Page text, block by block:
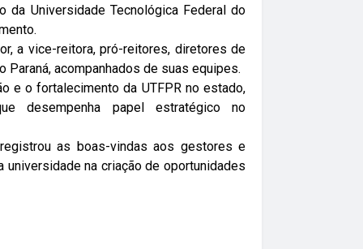
da Universidade Tecnológica Federal do
a vice-reitora, pró-reitores, diretores de
acompanhados de suas equipes.
e o fortalecimento da UTFPR no estado,
desempenha papel estratégico no
as boas-vindas aos gestores e
na criação de oportunidades